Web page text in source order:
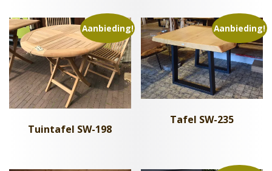
Aanbieding!
Tuintafel SW-198
Aanbieding!
Tafel SW-235